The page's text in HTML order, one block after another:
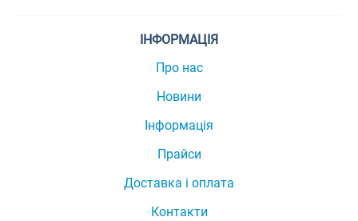
ІНФОРМАЦІЯ
Про нас
Новини
Інформація
Прайси
Доставка і оплата
Контакти